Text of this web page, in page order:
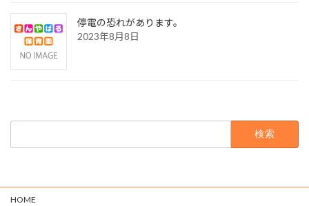
停電の恐れがあります。
2023年8月8日
HOME